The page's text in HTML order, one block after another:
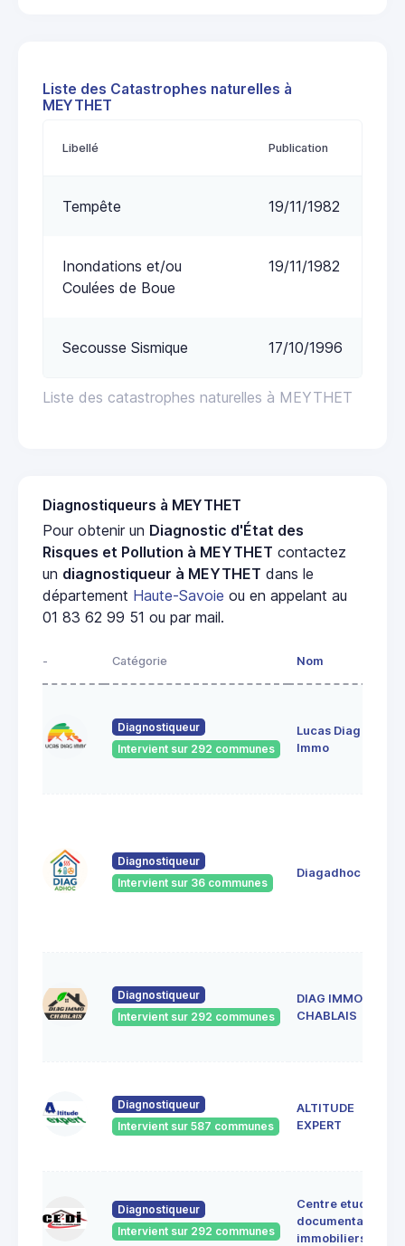
Liste des Catastrophes naturelles à
MEYTHET
Liste des catastrophes naturelles à MEYTHET
Libellé Publication
Tempête 19/11/1982
Inondations et/ou
Coulées de Boue
19/11/1982
Secousse Sismique 17/10/1996
Diagnostiqueurs à MEYTHET
Pour obtenir un Diagnostic d'État des
Risques et Pollution à MEYTHET contactez
un diagnostiqueur à MEYTHET dans le
département Haute-Savoie ou en appelant au
01 83 62 99 51 ou par mail.
- Catégorie Nom
Diagnostiqueur
Intervient sur 292 communes
Lucas Diag
Immo
Diagnostiqueur
Intervient sur 36 communes
Diagadhoc
Diagnostiqueur
Intervient sur 292 communes
DIAG IMMO
CHABLAIS
Diagnostiqueur
Intervient sur 587 communes
ALTITUDE
EXPERT
Diagnostiqueur
Intervient sur 292 communes
Centre etudes
documentation
immobiliers